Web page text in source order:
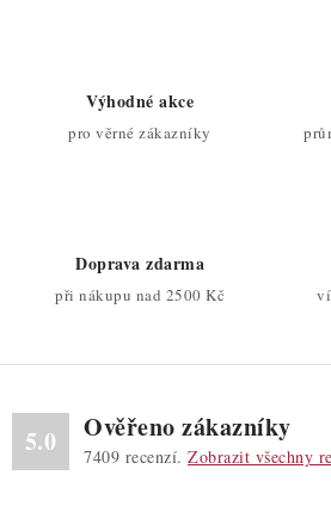
u
Výhodné akce
pro věrné zákazníky
Doprava zdarma
při nákupu nad 2500 Kč
5.0 Ověřeno zákazníky
7409 recenzí. Zobrazit všechny